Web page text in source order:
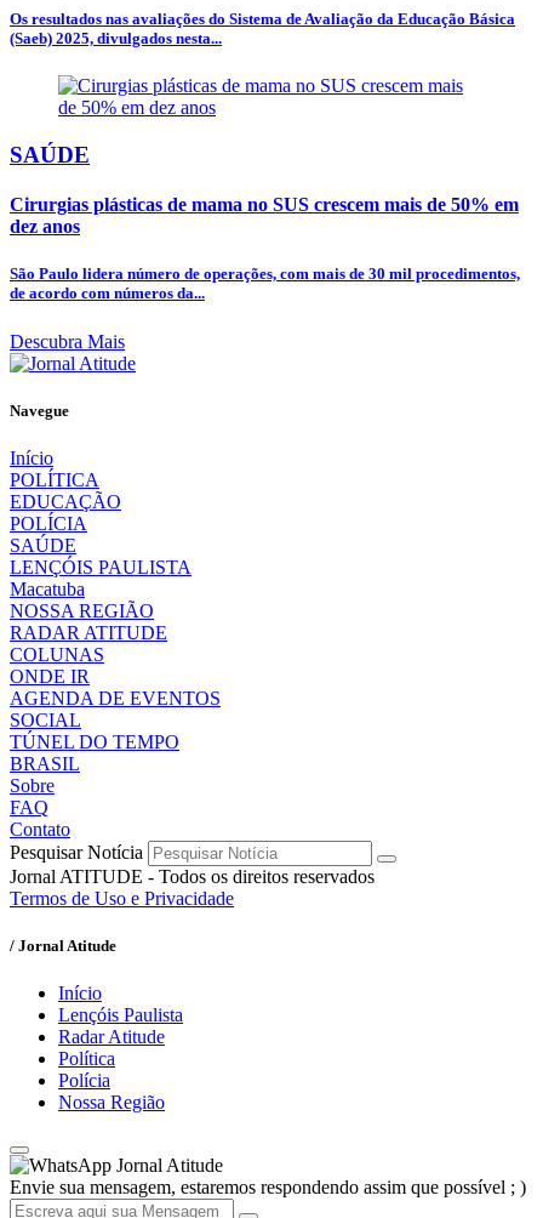
Os resultados nas avaliações do Sistema de Avaliação da Educação Básica
(Saeb) 2025, divulgados nesta...
SAÚDE
Cirurgias plásticas de mama no SUS crescem mais de 50% em
dez anos
São Paulo lidera número de operações, com mais de 30 mil procedimentos,
de acordo com números da...
Descubra Mais
Navegue
Início
POLÍTICA
EDUCAÇÃO
POLÍCIA
SAÚDE
LENÇÓIS PAULISTA
Macatuba
NOSSA REGIÃO
RADAR ATITUDE
COLUNAS
ONDE IR
AGENDA DE EVENTOS
SOCIAL
TÚNEL DO TEMPO
BRASIL
Sobre
FAQ
Contato
Pesquisar Notícia
Jornal ATITUDE - Todos os direitos reservados
Termos de Uso e Privacidade
/ Jornal Atitude
Início
Lençóis Paulista
Radar Atitude
Política
Polícia
Nossa Região
Jornal Atitude
Envie sua mensagem, estaremos respondendo assim que possível ; )